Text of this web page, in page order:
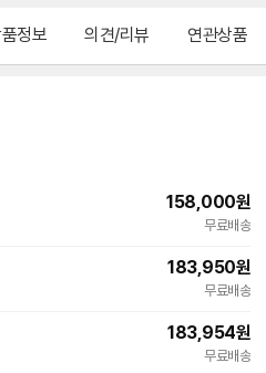
정보 의견/리뷰 연관상품
158,000원
무료배송
183,950원
무료배송
183,954원
무료배송